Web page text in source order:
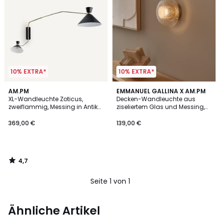
10% EXTRA*
AM.PM
XL-Wandleuchte Zoticus,
zweiflammig, Messing in Antik-
369,00 €
4,7
/ 5
4,7
/
10% EXTRA*
EMMANUEL GALLINA X AM.PM
Decken-Wandleuchte aus
ziseliertem Glas und Messing,
MISTINGUETT
139,00 €
Seite 1 von 1
Ähnliche Artikel